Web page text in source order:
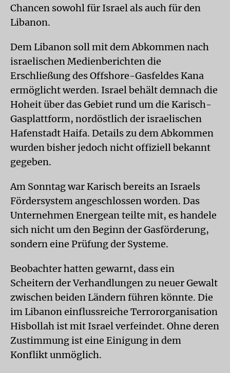
Chancen sowohl für Israel als auch für den
Libanon.
Dem Libanon soll mit dem Abkommen nach
israelischen Medienberichten die
Erschließung des Offshore-Gasfeldes Kana
ermöglicht werden. Israel behält demnach die
Hoheit über das Gebiet rund um die Karisch-
Gasplattform, nordöstlich der israelischen
Hafenstadt Haifa. Details zu dem Abkommen
wurden bisher jedoch nicht offiziell bekannt
gegeben.
Am Sonntag war Karisch bereits an Israels
Fördersystem angeschlossen worden. Das
Unternehmen Energean teilte mit, es handele
sich nicht um den Beginn der Gasförderung,
sondern eine Prüfung der Systeme.
Beobachter hatten gewarnt, dass ein
Scheitern der Verhandlungen zu neuer Gewalt
zwischen beiden Ländern führen könnte. Die
im Libanon einflussreiche Terrororganisation
Hisbollah ist mit Israel verfeindet. Ohne deren
Zustimmung ist eine Einigung in dem
Konflikt unmöglich.